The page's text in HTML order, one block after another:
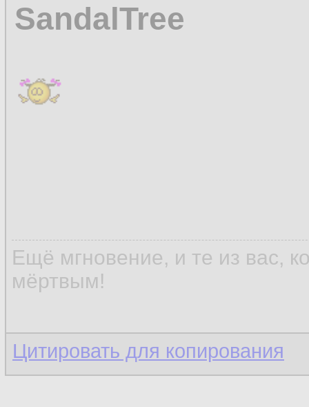
SandalTree
Ещё мгновение, и те из вас,
мёртвым!
Цитировать для копирования